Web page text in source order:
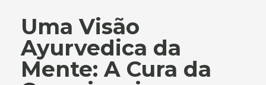
Uma Visão
Ayurvedica da
Mente: A Cura da